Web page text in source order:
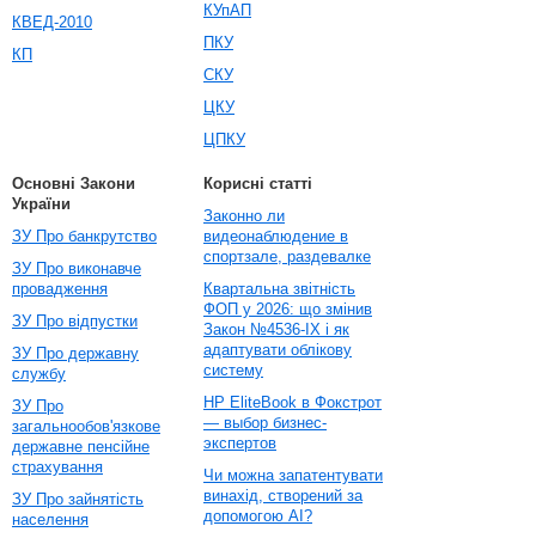
КВЕД-2010
КП
КУпАП
ПКУ
СКУ
ЦКУ
ЦПКУ
Основні Закони
України
ЗУ Про банкрутство
ЗУ Про виконавче
провадження
ЗУ Про відпустки
ЗУ Про державну
службу
ЗУ Про
загальнообов'язкове
державне пенсійне
страхування
ЗУ Про зайнятість
населення
Корисні статті
Законно ли
видеонаблюдение в
спортзале, раздевалке
Квартальна звітність
ФОП у 2026: що змінив
Закон №4536-IX і як
адаптувати облікову
систему
HP EliteBook в Фокстрот
— выбор бизнес-
экспертов
Чи можна запатентувати
винахід, створений за
допомогою AI?